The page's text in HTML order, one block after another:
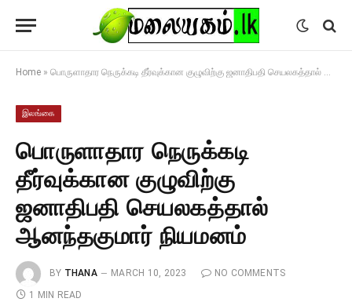
Home » பொருளாதார நெருக்கடி தீர்வுக்கான குழுவிற்கு ஜனாதிபதி செயலகத்தால் ஆனந்தகுமார் நியமனம்
இலங்கை
பொருளாதார நெருக்கடி
தீர்வுக்கான குழுவிற்கு
ஜனாதிபதி செயலகத்தால்
ஆனந்தகுமார் நியமனம்
BY THANA MARCH 10, 2023
NO COMMENTS
1 MIN READ